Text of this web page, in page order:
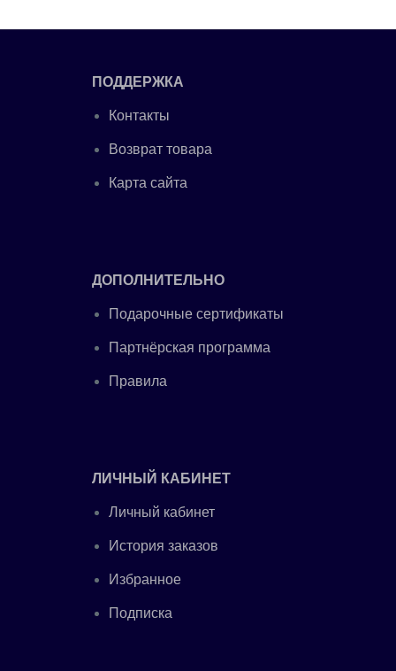
ПОДДЕРЖКА
Контакты
Возврат товара
Карта сайта
ДОПОЛНИТЕЛЬНО
Подарочные сертификаты
Партнёрская программа
Правила
ЛИЧНЫЙ КАБИНЕТ
Личный кабинет
История заказов
Избранное
Подписка